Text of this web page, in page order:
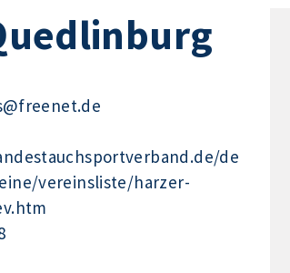
de
vereinsliste/harzer-